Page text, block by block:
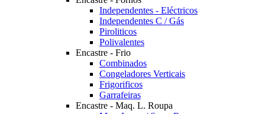
Independentes - Eléctricos
Independentes C / Gás
Piroliticos
Polivalentes
Encastre - Frio
Combinados
Congeladores Verticais
Frigorificos
Garrafeiras
Encastre - Maq. L. Roupa